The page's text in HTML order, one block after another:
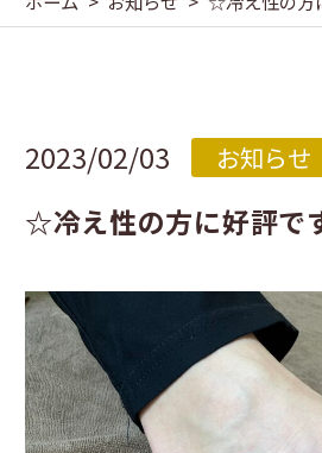
2023/02/03 お知らせ
☆冷え性の方に好評